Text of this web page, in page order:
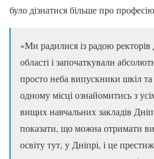
було дізнатися більше про
«Ми радилися із радою ректорів
області і започаткували
просто неба випускники шкіл та
одному місці ознайомитись з
вищих навчальних закладів
показати, що можна отримати
освіту тут, у Дніпрі, і це